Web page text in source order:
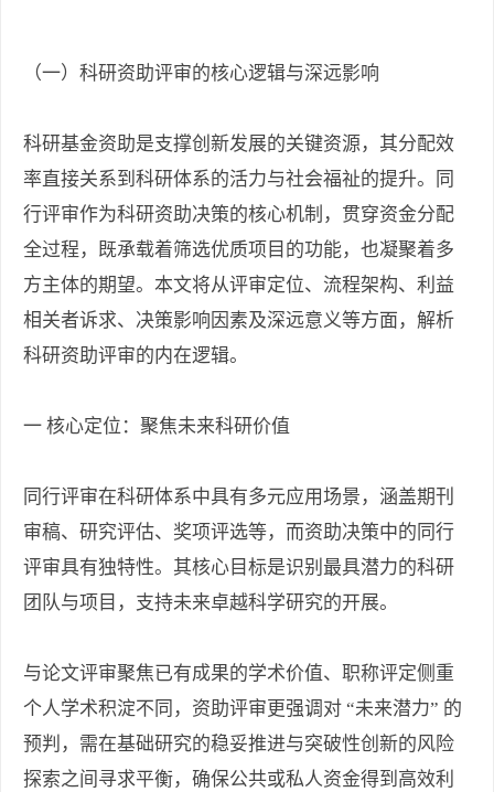
（一）科研资助评审的核心逻辑与深远影响
科研基金资助是支撑创新发展的关键资源，其分配效
率直接关系到科研体系的活力与社会福祉的提升。同
行评审作为科研资助决策的核心机制，贯穿资金分配
全过程，既承载着筛选优质项目的功能，也凝聚着多
方主体的期望。本文将从评审定位、流程架构、利益
相关者诉求、决策影响因素及深远意义等方面，解析
科研资助评审的内在逻辑。
一 核心定位：聚焦未来科研价值
同行评审在科研体系中具有多元应用场景，涵盖期刊
审稿、研究评估、奖项评选等，而资助决策中的同行
评审具有独特性。其核心目标是识别最具潜力的科研
团队与项目，支持未来卓越科学研究的开展。
与论文评审聚焦已有成果的学术价值、职称评定侧重
个人学术积淀不同，资助评审更强调对 “未来潜力” 的
预判，需在基础研究的稳妥推进与突破性创新的风险
探索之间寻求平衡，确保公共或私人资金得到高效利